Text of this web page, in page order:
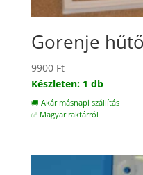
Gorenje
9900 Ft
Készleten: 1 db
🚚 Akár másnapi szállítás
✅ Magyar raktárról